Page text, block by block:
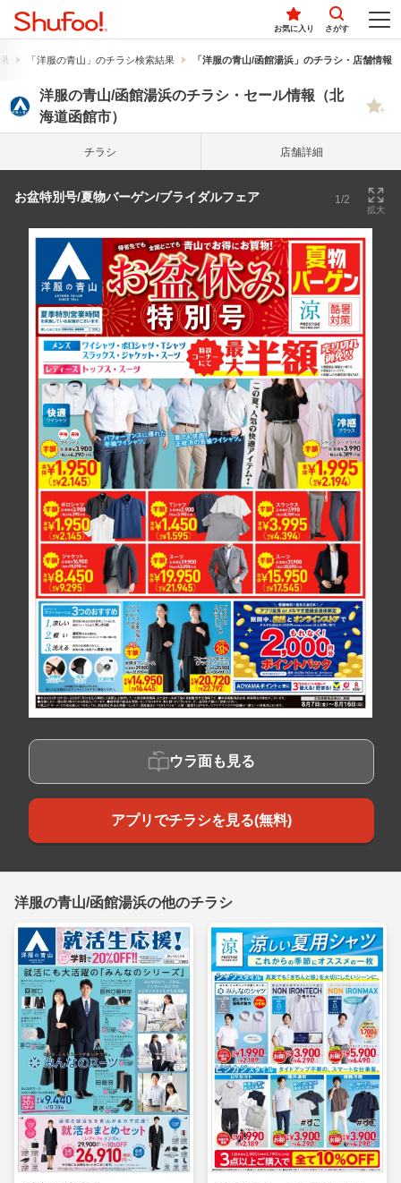
お気に入り さがす
「洋服の青山」のチラシ検索結果 「洋服の青山/函館湯浜」のチラシ・店舗情報
洋服の青山/函館湯浜のチラシ・セール情報（北
海道函館市）
チラシ 店舗詳細
お盆特別号/夏物バーゲン/ブライダルフェア 1/2
拡大
ウラ面も見る
アプリでチラシを見る(無料)
洋服の青山/函館湯浜の他のチラシ